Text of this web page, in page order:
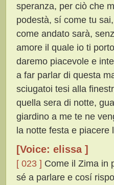
speranza, per ciò che
podestà, sí come tu
come andato sarà,
amore il quale io ti
daremo piacevole e
a far parlar di questa
sciugatoi tesi alla
quella sera di notte,
giardino a me te ne
la notte festa e piacere
[Voice: elissa ]
[ 023 ] Come il Zima in
sé a parlare e cosí